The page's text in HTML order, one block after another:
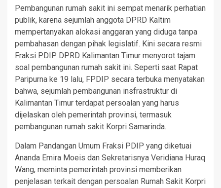
Pembangunan rumah sakit ini sempat menarik perhatian
publik, karena sejumlah anggota DPRD Kaltim
mempertanyakan alokasi anggaran yang diduga tanpa
pembahasan dengan pihak legislatif. Kini secara resmi
Fraksi PDIP DPRD Kalimantan Timur menyorot tajam
soal pembangunan rumah sakit ini. Seperti saat Rapat
Paripurna ke 19 lalu, FPDIP secara terbuka menyatakan
bahwa, sejumlah pembangunan insfrastruktur di
Kalimantan Timur terdapat persoalan yang harus
dijelaskan oleh pemerintah provinsi, termasuk
pembangunan rumah sakit Korpri Samarinda.
Dalam Pandangan Umum Fraksi PDIP yang diketuai
Ananda Emira Moeis dan Sekretarisnya Veridiana Huraq
Wang, meminta pemerintah provinsi memberikan
penjelasan terkait dengan persoalan Rumah Sakit Korpri